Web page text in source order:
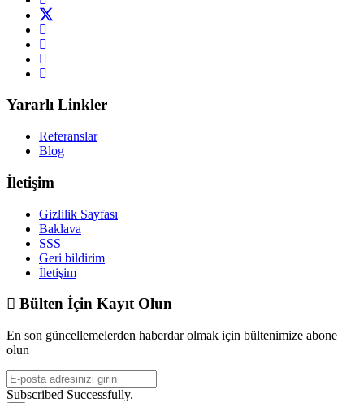
Yararlı Linkler
Referanslar
Blog
İletişim
Gizlilik Sayfası
Baklava
SSS
Geri bildirim
İletişim
Bülten İçin Kayıt Olun
En son güncellemelerden haberdar olmak için bültenimize abone
olun
Subscribed Successfully.